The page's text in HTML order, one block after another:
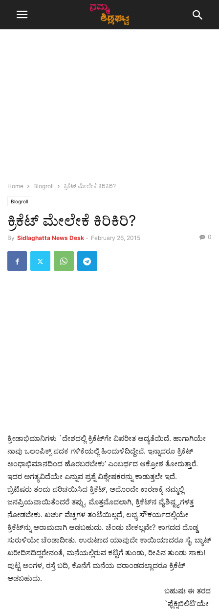
Home Blogroll ಕ್ರಿಕೆಟ್ ಮೇಲೇಕೆ ಕಿರಿಕಿರಿ?
Blogroll
ಕ್ರಿಕೆಟ್ ಮೇಲೇಕೆ ಕಿರಿಕಿರಿ?
By Sidlaghatta News Desk - February 26, 2015 0
ಕ್ರೀಡಾಭಿಮಾನಿಗಳು `ದೇಶದಲ್ಲಿ ಕ್ರಿಕೆಟ್‍ಗೇ ವಿಪರೀತ ಆದ್ಯತೆಯಿದೆ. ಹಾಗಾಗಿಯೇ
ನಾವು ಒಲಂಪಿಕ್ಸ್ ಪದಕ ಗಳಿಕೆಯಲ್ಲಿ ಹಿಂದುಳಿದಿದ್ದೇವೆ. ಇನ್ನಾದರೂ ಕ್ರಿಕೆಟ್
ಅಂಧಾಭಿಮಾನದಿಂದ ಹೊರಬರಬೇಕು’ ಎಂಬರ್ಥದ ಆಕ್ರೋಶ ತೋರುತ್ತಾರೆ.
ಇದರ ಅಗತ್ಯವಿದೆಯೇ ಎನ್ನುವ ಪ್ರಶ್ನೆ ವಿಶ್ಲೇಷಕರನ್ನು ಕಾಡುತ್ತಲೇ ಇದೆ.
ಬ್ರಿಟಿಷರು ತಂದು ಪರಿಚಯಿಸಿದ ಕ್ರಿಕೆಟ್, ಅದೊಂದೇ ಕಾರಣಕ್ಕೆ ನಮ್ಮಲ್ಲಿ
ಜನಪ್ರಿಯವಾಯಿತೆಂದರೆ ತಪ್ಪು. ಮೊತ್ತಮೊದಲಾಗಿ, ಕ್ರಿಕೆಟ್‍ನ ವೈಶಿಷ್ಟ್ಯಗಳತ್ತ
ನೋಡಬೇಕು. ಖರ್ಚು ವೆಚ್ಚಗಳ ತಂಟೆಯಿಲ್ಲದೆ, ಲಭ್ಯ ಸೌಕರ್ಯದಲ್ಲಿಯೇ
ಕ್ರಿಕೆಟ್‍ನ್ನು ಆರಾಮವಾಗಿ ಆಡಬಹುದು. ಚೆಂಡು ಬೇಕಲ್ಲವೇ? ಕಾಗದದ ದೊಡ್ಡ
ಸುರುಳಿಯೇ ಚೆಂಡಾದೀತು. ಉರುಟಾದ ಯಾವುದೇ ಕಾಯಿಯಾದರೂ ಸೈ. ಬ್ಯಾಟ್
ಖರೀದಿಸದಿದ್ದರೇನಂತೆ, ಮನೆಯಲ್ಲಿರುವ ಕಟ್ಟಿಗೆ ತುಂಡು, ರೀಪಿನ ತುಂಡು ಸಾಕು!
ಪುಟ್ಟ ಅಂಗಳ, ರಸ್ತೆ ಬದಿ, ಕೊನೆಗೆ ಮನೆಯ ವರಾಂಡದಲ್ಲಾದರೂ ಕ್ರಿಕೆಟ್
ಆಡಬಹುದು.
ಬಹುಷಃ ಈ ತರದ
`ಫ್ಲೆಕ್ಸಿಬಿಲಿಟಿ’ಯೇ